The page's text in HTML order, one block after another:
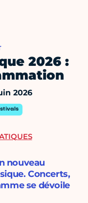
2026 :
2026
nouveau
Concerts,
se dévoile